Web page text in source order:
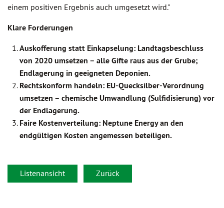
einem positiven Ergebnis auch umgesetzt wird."
Klare Forderungen
Auskofferung statt Einkapselung: Landtagsbeschluss
von 2020 umsetzen – alle Gifte raus aus der Grube;
Endlagerung in geeigneten Deponien.
Rechtskonform handeln: EU-Quecksilber-Verordnung
umsetzen – chemische Umwandlung (Sulfidisierung) vor
der Endlagerung.
Faire Kostenverteilung: Neptune Energy an den
endgültigen Kosten angemessen beteiligen.
Listenansicht Zurück